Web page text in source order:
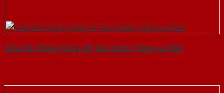
Cửa Gỗ Chống Cháy 2P Sơn Xám Trắng-a-SGD